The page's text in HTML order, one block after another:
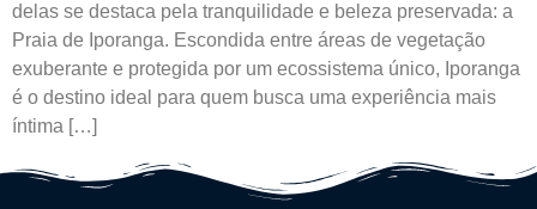
delas se destaca pela tranquilidade e beleza preservada: a
Praia de Iporanga. Escondida entre áreas de vegetação
exuberante e protegida por um ecossistema único, Iporanga
é o destino ideal para quem busca uma experiência mais
íntima […]